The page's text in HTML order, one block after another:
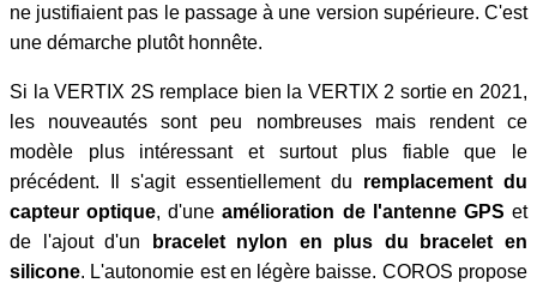
ne justifiaient pas le passage à une version supérieure. C'est
une démarche plutôt honnête.
Si la VERTIX 2S remplace bien la VERTIX 2 sortie en 2021,
les nouveautés sont peu nombreuses mais rendent ce
modèle plus intéressant et surtout plus fiable que le
précédent. Il s'agit essentiellement du remplacement du
capteur optique, d'uneamélioration de l'antenne GPS et
de l'ajout d'un
bracelet nylon en plus du bracelet en
silicone. L'autonomie est en légère baisse. COROS propose